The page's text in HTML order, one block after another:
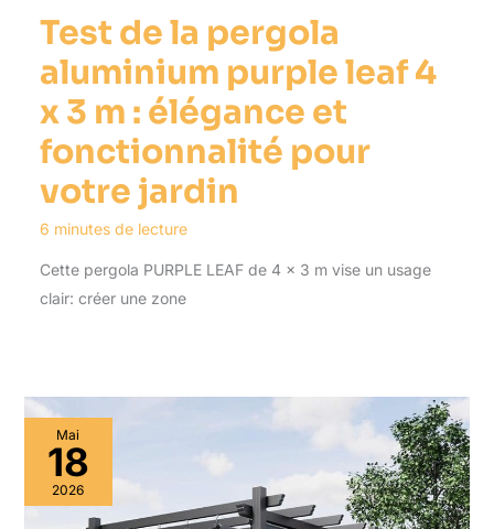
Test de la pergola
aluminium purple leaf 4
x 3 m : élégance et
fonctionnalité pour
votre jardin
6 minutes de lecture
Cette pergola PURPLE LEAF de 4 x 3 m vise un usage
clair: créer une zone
Mai
18
2026